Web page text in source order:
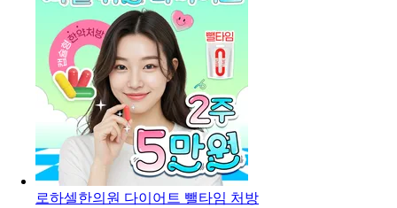
로하셀한의원 다이어트 뺄타임 처방